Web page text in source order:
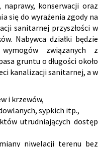
naprawy, konserwacji oraz
się do wyrażenia zgody na
sanitarnej przyszłości w
Nabywca działki będzie
związanych z
gruntu o długości około
kanalizacji sanitarnej, a w
i krzewów,
sypkich itp.,
utrudniających dostęp
niwelacji terenu bez